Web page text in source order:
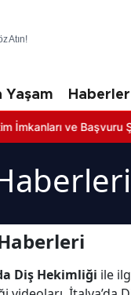
Atın!
Yaşam Haberler
ve Başvuru Şartları
Diş Hekimliği ile